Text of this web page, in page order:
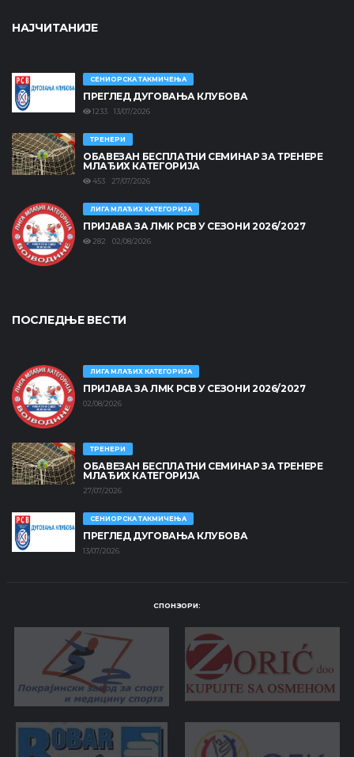
НАЈЧИТАНИЈЕ
СЕНИОРСКА ТАКМИЧЕЊА
ПРЕГЛЕД ДУГОВАЊА КЛУБОВА
1233 13/07/2026
ТРЕНЕРИ
ОБАВЕЗАН БЕСПЛАТНИ СЕМИНАР ЗА ТРЕНЕРЕ
МЛАЂИХ КАТЕГОРИЈА
453 27/07/2026
ЛИГА МЛАЂИХ КАТЕГОРИЈА
ПРИЈАВА ЗА ЛМК РСВ У СЕЗОНИ 2026/2027
282 02/08/2026
ПОСЛЕДЊЕ ВЕСТИ
ЛИГА МЛАЂИХ КАТЕГОРИЈА
ПРИЈАВА ЗА ЛМК РСВ У СЕЗОНИ 2026/2027
02/08/2026
ТРЕНЕРИ
ОБАВЕЗАН БЕСПЛАТНИ СЕМИНАР ЗА ТРЕНЕРЕ
МЛАЂИХ КАТЕГОРИЈА
27/07/2026
СЕНИОРСКА ТАКМИЧЕЊА
ПРЕГЛЕД ДУГОВАЊА КЛУБОВА
13/07/2026
СПОНЗОРИ: